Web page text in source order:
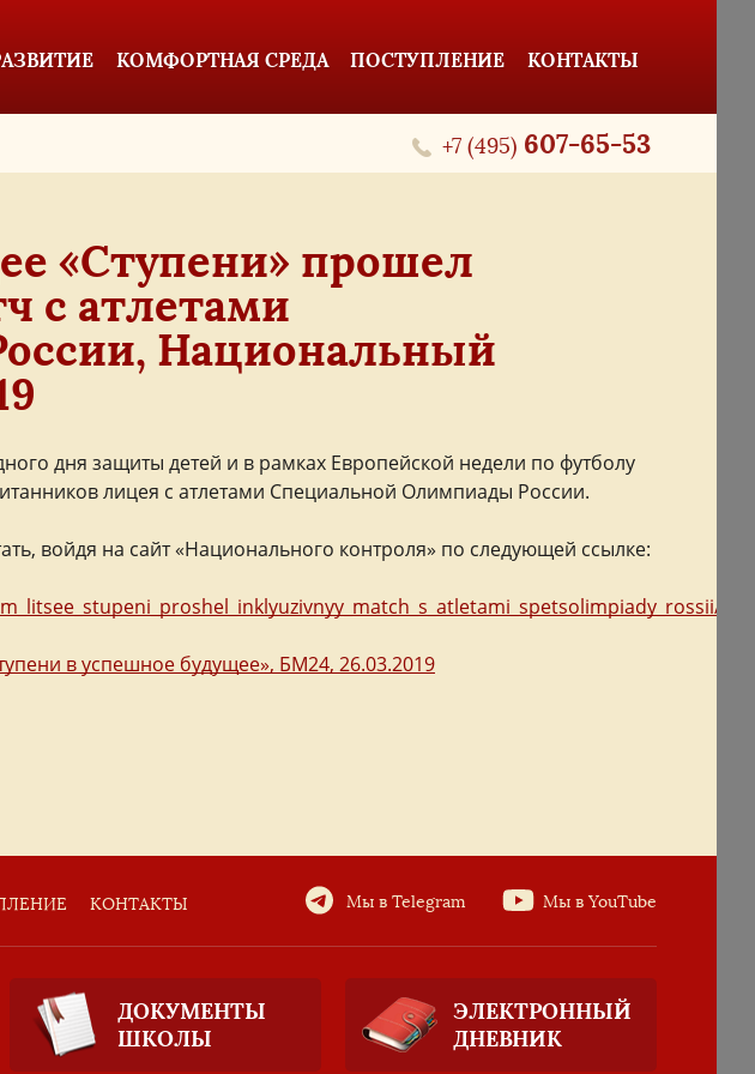
КОМФОРТНАЯ СРЕДА ПОСТУПЛЕНИЕ КОНТАКТЫ
+7 (495) 607-65-53
«Ступени» прошел
с атлетами
Национальный
дня защиты детей и в рамках Европейской недели по футболу
лицея с атлетами Специальной Олимпиады России.
войдя на сайт «Национального контроля» по следующей ссылке:
в успешное будущее», БМ24, 26.03.2019
КОНТАКТЫ Мы в Telegram Мы в YouTube
ДОКУМЕНТЫ
ШКОЛЫ
ЭЛЕКТРОННЫЙ
ДНЕВНИК